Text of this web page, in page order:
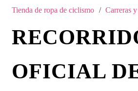
Tienda de ropa de ciclismo / Carreras
OFICIAL